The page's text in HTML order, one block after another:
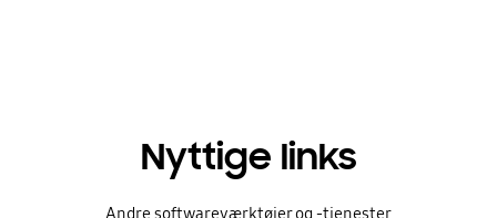
Nyttige links
Andre softwareværktøjer og -tjenester